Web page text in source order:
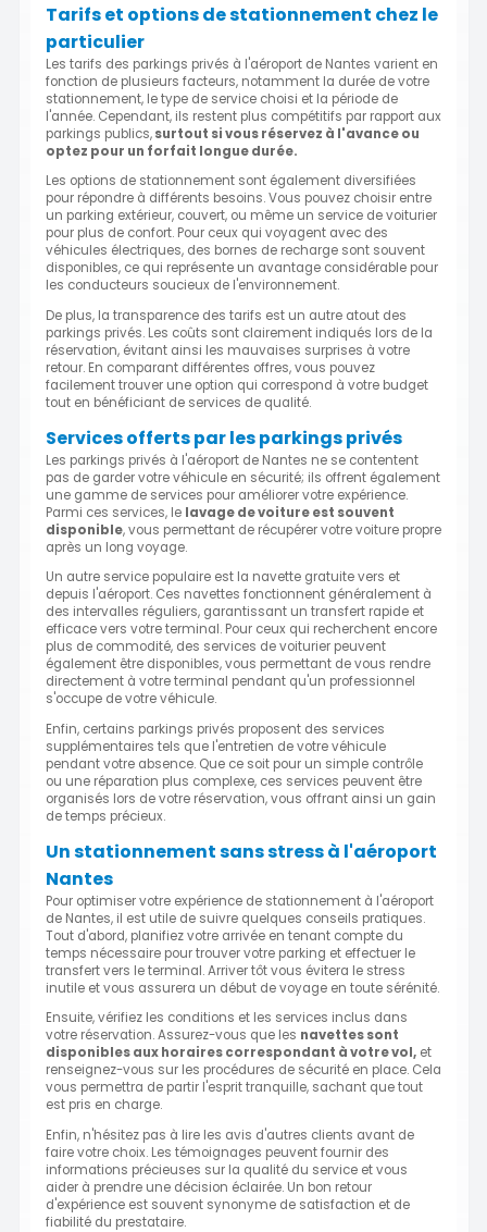
Tarifs et options de stationnement chez le
particulier
Les tarifs des parkings privés à l'aéroport de Nantes varient en
fonction de plusieurs facteurs, notamment la durée de votre
stationnement, le type de service choisi et la période de
l'année. Cependant, ils restent plus compétitifs par rapport aux
parkings publics,surtout si vous réservez à l'avance ou
optez pour un forfait longue durée.
Les options de stationnement sont également diversifiées
pour répondre à différents besoins. Vous pouvez choisir entre
un parking extérieur, couvert, ou même un service de voiturier
pour plus de confort. Pour ceux qui voyagent avec des
véhicules électriques, des bornes de recharge sont souvent
disponibles, ce qui représente un avantage considérable pour
les conducteurs soucieux de l'environnement.
De plus, la transparence des tarifs est un autre atout des
parkings privés. Les coûts sont clairement indiqués lors de la
réservation, évitant ainsi les mauvaises surprises à votre
retour. En comparant différentes offres, vous pouvez
facilement trouver une option qui correspond à votre budget
tout en bénéficiant de services de qualité.
Services offerts par les parkings privés
Les parkings privés à l'aéroport de Nantes ne se contentent
pas de garder votre véhicule en sécurité; ils offrent également
une gamme de services pour améliorer votre expérience.
Parmi ces services, le lavage de voiture est souvent
disponible, vous permettant de récupérer votre voiture propre
après un long voyage.
Un autre service populaire est la navette gratuite vers et
depuis l'aéroport. Ces navettes fonctionnent généralement à
des intervalles réguliers, garantissant un transfert rapide et
efficace vers votre terminal. Pour ceux qui recherchent encore
plus de commodité, des services de voiturier peuvent
également être disponibles, vous permettant de vous rendre
directement à votre terminal pendant qu'un professionnel
s'occupe de votre véhicule.
Enfin, certains parkings privés proposent des services
supplémentaires tels que l'entretien de votre véhicule
pendant votre absence. Que ce soit pour un simple contrôle
ou une réparation plus complexe, ces services peuvent être
organisés lors de votre réservation, vous offrant ainsi un gain
de temps précieux.
Un stationnement sans stress à l'aéroport
Nantes
Pour optimiser votre expérience de stationnement à l'aéroport
de Nantes, il est utile de suivre quelques conseils pratiques.
Tout d'abord, planifiez votre arrivée en tenant compte du
temps nécessaire pour trouver votre parking et effectuer le
transfert vers le terminal. Arriver tôt vous évitera le stress
inutile et vous assurera un début de voyage en toute sérénité.
Ensuite, vérifiez les conditions et les services inclus dans
votre réservation. Assurez-vous que les navettes sont
disponibles aux horaires correspondant à votre vol, et
renseignez-vous sur les procédures de sécurité en place. Cela
vous permettra de partir l'esprit tranquille, sachant que tout
est pris en charge.
Enfin, n'hésitez pas à lire les avis d'autres clients avant de
faire votre choix. Les témoignages peuvent fournir des
informations précieuses sur la qualité du service et vous
aider à prendre une décision éclairée. Un bon retour
d'expérience est souvent synonyme de satisfaction et de
fiabilité du prestataire.